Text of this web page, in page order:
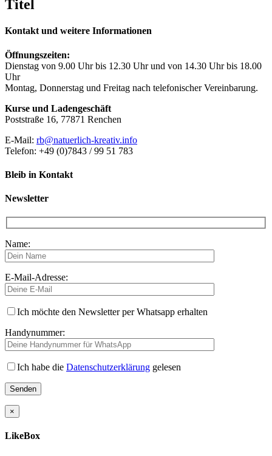
Titel
Kontakt und weitere Informationen
Öffnungszeiten:
Dienstag von 9.00 Uhr bis 12.30 Uhr und von 14.30 Uhr bis 18.00
Uhr
Montag, Donnerstag und Freitag nach telefonischer Vereinbarung.
Kurse und Ladengeschäft
Poststraße 16, 77871 Renchen
E-Mail: rb@natuerlich-kreativ.info
Telefon: +49 (0)7843 / 99 51 783
Bleib in Kontakt
Newsletter
Name:
E-Mail-Adresse:
Ich möchte den Newsletter per Whatsapp erhalten
Handynummer:
Ich habe die Datenschutzerklärung gelesen
×
LikeBox